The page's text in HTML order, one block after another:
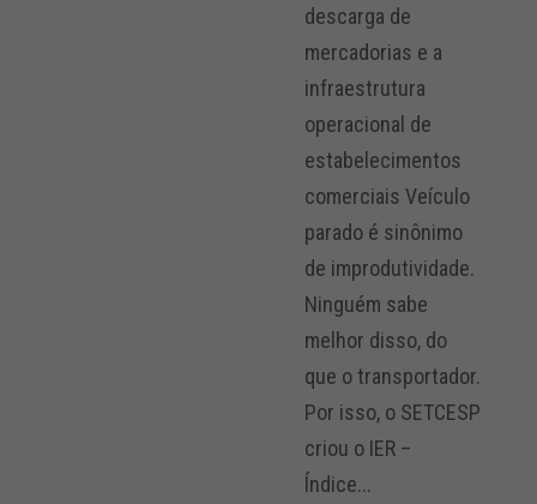
descarga de
mercadorias e a
infraestrutura
operacional de
estabelecimentos
comerciais Veículo
parado é sinônimo
de improdutividade.
Ninguém sabe
melhor disso, do
que o transportador.
Por isso, o SETCESP
criou o IER –
Índice...